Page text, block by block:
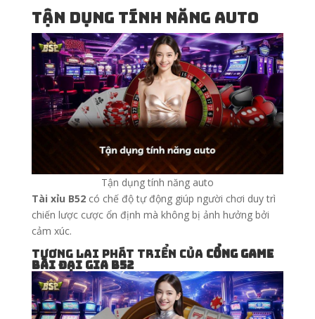
Tận dụng tính năng auto
Tận dụng tính năng auto
Tài xỉu B52có chế độ tự động giúp người chơi duy trì
chiến lược cược ổn định mà không bị ảnh hưởng bởi
cảm xúc.
Tương lai phát triển của cổng game
bài đại gia B52